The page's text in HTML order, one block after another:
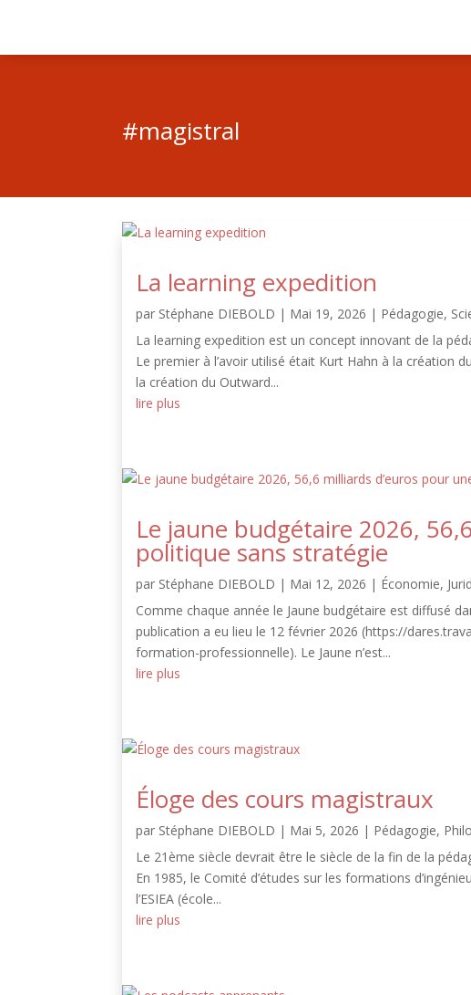
#magistral
La learning expedition
par Stéphane DIEBOLD | Mai 19, 2026 | Pédagogie,
La learning expedition est un concept innovant de la
Le premier à l’avoir utilisé était Kurt Hahn à la création
la création du Outward...
lire plus
Le jaune budgétaire 2026,
politique sans stratégie
par Stéphane DIEBOLD | Mai 12, 2026 | Économie,
Comme chaque année le Jaune budgétaire est diffusé
publication a eu lieu le 12 février 2026 (https://
formation-professionnelle). Le Jaune n’est...
lire plus
Éloge des cours magistraux
par Stéphane DIEBOLD | Mai 5, 2026 | Pédagogie,
Le 21ème siècle devrait être le siècle de la fin de la
En 1985, le Comité d’études sur les formations
l’ESIEA (école...
lire plus